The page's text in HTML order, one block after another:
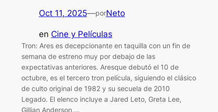
Oct 11, 2025—porNeto
en Cine y Películas
Tron: Ares es decepcionante en taquilla con un fin de
semana de estreno muy por debajo de las
expectativas anteriores. Aresque debutó el 10 de
octubre, es el tercero tron película, siguiendo el clásico
de culto original de 1982 y su secuela de 2010
Legado. El elenco incluye a Jared Leto, Greta Lee,
Gillian Anderson,…